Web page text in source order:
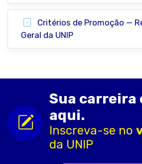
Critérios de Promoção —
Geral da UNIP
Sua carreira
aqui.
Inscreva-se no
da UNIP